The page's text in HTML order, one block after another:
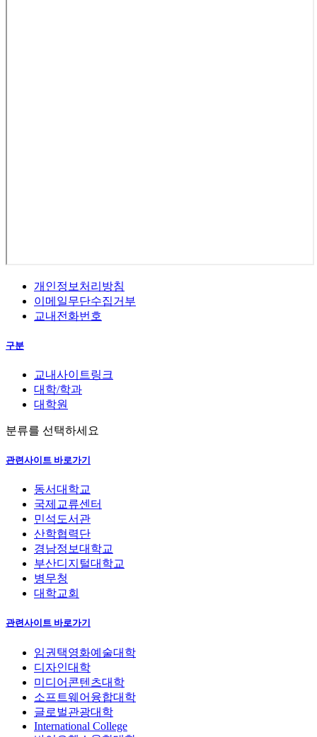
개인정보처리방침
이메일무단수집거부
교내전화번호
구분
교내사이트링크
대학/학과
대학원
분류를 선택하세요
관련사이트 바로가기
동서대학교
국제교류센터
민석도서관
산학협력단
경남정보대학교
부산디지털대학교
병무청
대학교회
관련사이트 바로가기
임권택영화예술대학
디자인대학
미디어콘텐츠대학
소프트웨어융합대학
글로벌관광대학
International College